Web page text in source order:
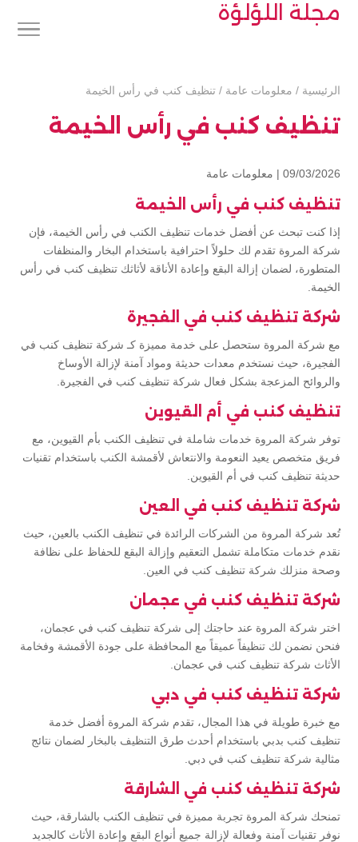
مجلة اللؤلؤة
الرئيسية / معلومات عامة / تنظيف كنب في رأس الخيمة
تنظيف كنب في رأس الخيمة
09/03/2026 | معلومات عامة
تنظيف كنب في رأس الخيمة
إذا كنت تبحث عن أفضل خدمات تنظيف الكنب في رأس الخيمة، فإن
شركة المروة تقدم لك حلولاً احترافية باستخدام البخار والمنظفات
المتطورة، لضمان إزالة البقع وإعادة الأناقة لأثاثك تنظيف كنب في رأس
الخيمة.
شركة تنظيف كنب في الفجيرة
مع شركة المروة ستحصل على خدمة مميزة كـ شركة تنظيف كنب في
الفجيرة، حيث نستخدم معدات حديثة ومواد آمنة لإزالة الأوساخ
والروائح المزعجة بشكل فعال شركة تنظيف كنب في الفجيرة.
تنظيف كنب في أم القيوين
توفر شركة المروة خدمات شاملة في تنظيف الكنب بأم القيوين، مع
فريق متخصص يعيد النعومة والانتعاش لأقمشة الكنب باستخدام تقنيات
حديثة تنظيف كنب في أم القيوين.
شركة تنظيف كنب في العين
تُعد شركة المروة من الشركات الرائدة في تنظيف الكنب بالعين، حيث
نقدم خدمات متكاملة تشمل التعقيم وإزالة البقع للحفاظ على نظافة
وصحة منزلك شركة تنظيف كنب في العين.
شركة تنظيف كنب في عجمان
اختر شركة المروة عند حاجتك إلى شركة تنظيف كنب في عجمان،
فنحن نضمن لك تنظيفاً عميقاً مع المحافظة على جودة الأقمشة وفخامة
الأثاث شركة تنظيف كنب في عجمان.
شركة تنظيف كنب في دبي
مع خبرة طويلة في هذا المجال، تقدم شركة المروة أفضل خدمة
تنظيف كنب بدبي باستخدام أحدث طرق التنظيف بالبخار لضمان نتائج
مثالية شركة تنظيف كنب في دبي.
شركة تنظيف كنب في الشارقة
تمنحك شركة المروة تجربة مميزة في تنظيف الكنب بالشارقة، حيث
نوفر تقنيات آمنة وفعالة لإزالة جميع أنواع البقع وإعادة الأثاث كالجديد